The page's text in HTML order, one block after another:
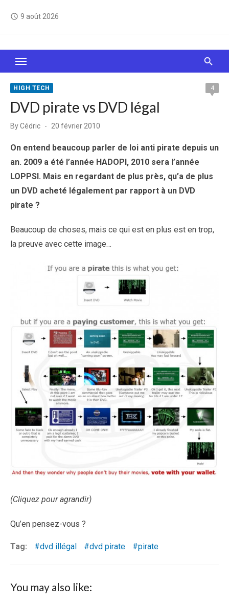
access_time 9 août 2026
Le Web, c'est comme une boîte de chocolats… On
sait jamais sur quoi on va tomber !
HIGH TECH 4
DVD pirate vs DVD légal
ByCédric
Posted
20 février 2010
On entend beaucoup parler de loi anti pirate depuis un
an. 2009 a été l’année HADOPI, 2010 sera l’année
LOPPSI. Mais en regardant de plus près, qu’a de plus
un DVD acheté légalement par rapport à un DVD
pirate ?
Beaucoup de choses, mais ce qui est en plus est en trop,
la preuve avec cette image…
(Cliquez pour agrandir)
Qu’en pensez-vous ?
Tag: dvd illégal dvd pirate pirate
You may also like: